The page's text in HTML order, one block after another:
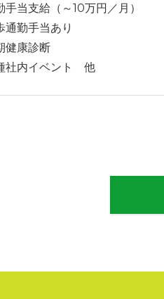
手当支給（～10万円／月）
通勤手当あり
健康診断
社内イベント 他